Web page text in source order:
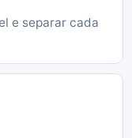
e separar cada